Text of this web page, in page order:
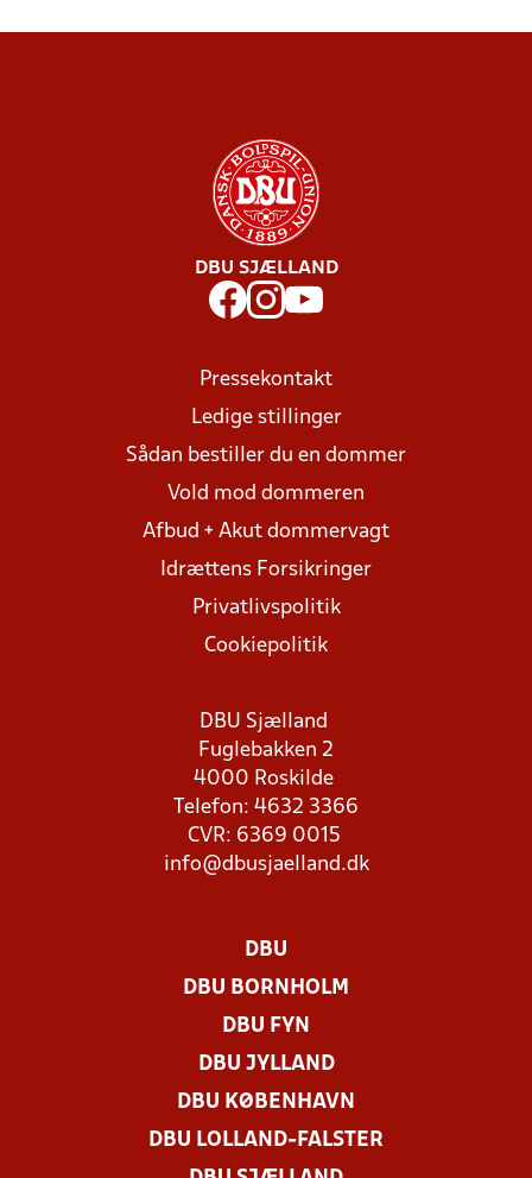
DBU SJÆLLAND
Pressekontakt
Ledige stillinger
Sådan bestiller du en dommer
Vold mod dommeren
Afbud + Akut dommervagt
Idrættens Forsikringer
Privatlivspolitik
Cookiepolitik
DBU Sjælland
Fuglebakken 2
4000 Roskilde
Telefon: 4632 3366
CVR: 6369 0015
info@dbusjaelland.dk
DBU
DBU BORNHOLM
DBU FYN
DBU JYLLAND
DBU KØBENHAVN
DBU LOLLAND-FALSTER